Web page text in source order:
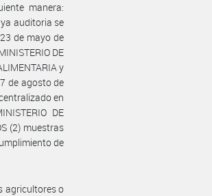
manera:
auditoria se
de mayo de
DE
y
de agosto de
en
DE
(2) muestras
de
agricultores o